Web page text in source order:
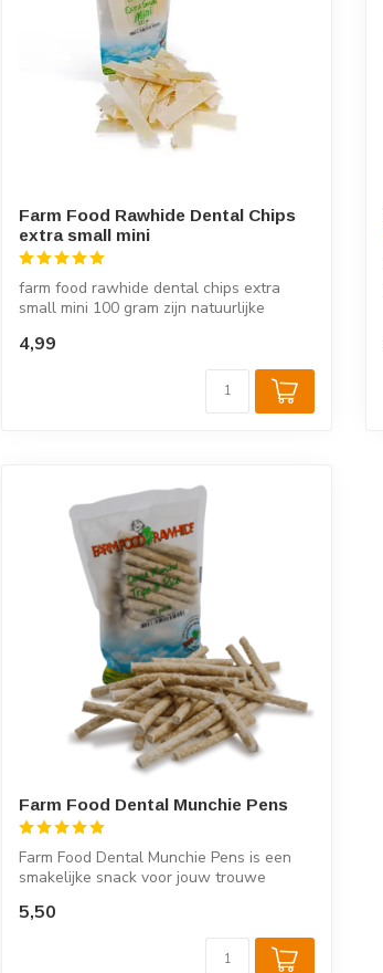
Farm Food Rawhide Dental Chips
extra small mini
farm food rawhide dental chips extra
small mini 100 gram zijn natuurlijke
4,99
Farm Food Dental Munchie Pens
Farm Food Dental Munchie Pens is een
smakelijke snack voor jouw trouwe
5,50